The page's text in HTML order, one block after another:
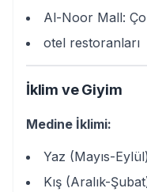
Al-Noor Mall:
otel restoranları
İklim ve Giyim
Medine İklimi:
Yaz (Mayıs-
Kış (Aralık-